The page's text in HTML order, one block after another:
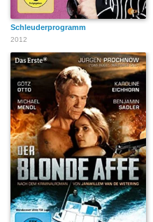
Schleuderprogramm
2012